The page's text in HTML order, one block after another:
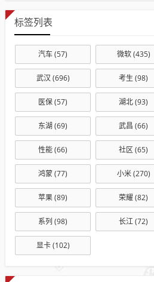
标签列表
汽车(57) 微软(435)
武汉 (696) 考生 (98)
医保(57) 湖北(93)
东湖 (69) 武昌 (66)
性能(66) 社区 (65)
鸿蒙(77) 小米(270)
苹果(89) 荣耀(82)
系列 (98) 长江(72)
显卡(102)